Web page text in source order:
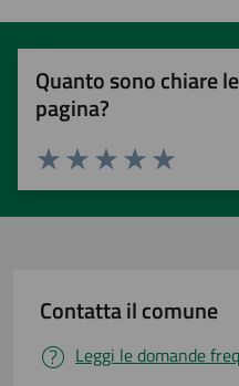
Quanto sono chiare
pagina?
Valuta 5
Valuta 4 stelle
Valuta 3 stelle su 5
Valuta 2 stelle su 5
Valuta 1 stelle su 5
Contatta il comune
Leggi le domande